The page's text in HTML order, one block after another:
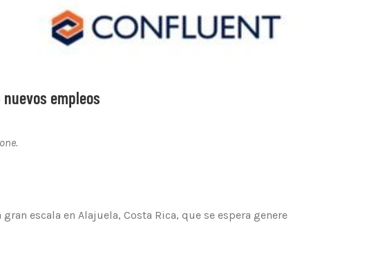
empleos
gran escala en Alajuela, Costa Rica, que se espera genere